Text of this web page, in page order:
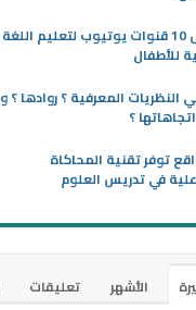
أفضل 10 قنوات يوتيوب لتعليم اللغة
للأطفال
النظريات المعرفية ؟ روادها ؟ و
؟
توفر تقنية المحاكاة
في تدريس العلوم
الأشهر تعليقات